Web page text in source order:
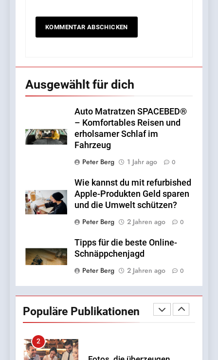
Ausgewählt für dich
Auto Matratzen SPACEBED®
– Komfortables Reisen und
erholsamer Schlaf im
Fahrzeug
Peter Berg
1 Jahr ago 0
Wie kannst du mit refurbished
Apple-Produkten Geld sparen
und die Umwelt schützen?
Peter Berg
2 Jahren ago 0
Tipps für die beste Online-
Schnäppchenjagd
Peter Berg
2 Jahren ago 0
Populäre Publikationen
OLAVOGA – was ist das für
7
Einsamkeit in der Großstadt
– wie geht man mit dem
Mangel an Nähe um?
LEBENSSTIL
Babybetten: Was Eltern
FAMILIE
1
InternetFame-Team:
‚Zugängliches Social-Media-
Wachstum ist kein Luxus
mehr — es ist eine
Notwendigkeit‘
BUSINESS
Fotos, die überzeugen
BUSINESS
3
Fliesenreinigung – Glanz,